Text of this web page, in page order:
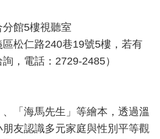
館5樓視聽室
區松仁路240巷19號5樓，若有
，電話：2729-2485）
「海馬先生」等繪本，透過溫
友認識多元家庭與性別平等觀